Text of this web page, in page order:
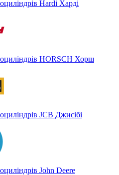
Hardi Харді
HORSCH Хорш
JCB Джисібі
John Deere